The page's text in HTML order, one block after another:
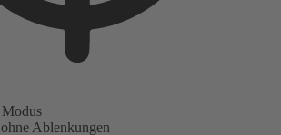
Ablenkungen